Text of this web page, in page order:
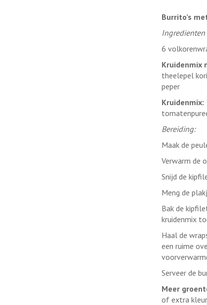
Burrito’s
6
Kruidenmix
theelepel
peper
Kruidenmix:
Bereiding:
Maak de
Verwarm de
Snijd de
Meng de
Bak de
kruidenmix
Haal de
een ruime
Serveer de
Meer
of extra